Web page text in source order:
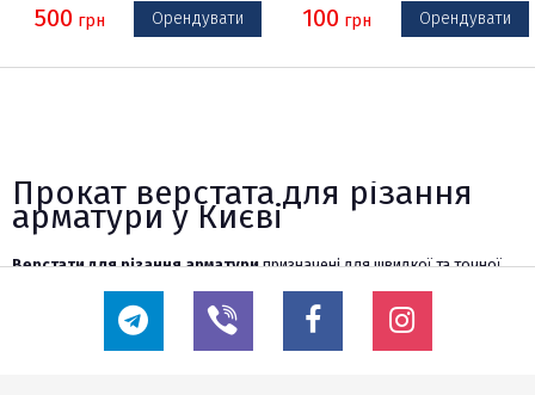
500 грн Орендувати 100 грн Орендувати
Прокат верстата для різання
арматури у Києві
Верстати для різання арматурипризначені для швидкої та точної
ефективно розрізати арматуру для подальшого використання в
будівельних конструкціях, залізобетонних виробах та інших сферах.
Автоматизований процес різання забезпечує рівний і чистий зріз, що